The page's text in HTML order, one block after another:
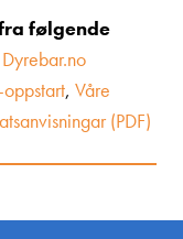
følgende
Dyrebar.no
oppstart, Våre
(PDF)